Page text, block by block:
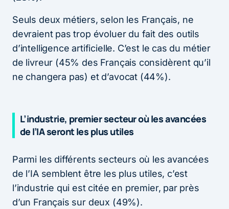
Seuls deux métiers, selon les Français, ne
devraient pas trop évoluer du fait des outils
d’intelligence artificielle. C’est le cas du métier
de livreur (45% des Français considèrent qu’il
ne changera pas) et d’avocat (44%).
L’industrie, premier secteur où les avancées
de l’IA seront les plus utiles
Parmi les différents secteurs où les avancées
de l’IA semblent être les plus utiles, c’est
l’industrie qui est citée en premier, par près
d’un Français sur deux (49%).